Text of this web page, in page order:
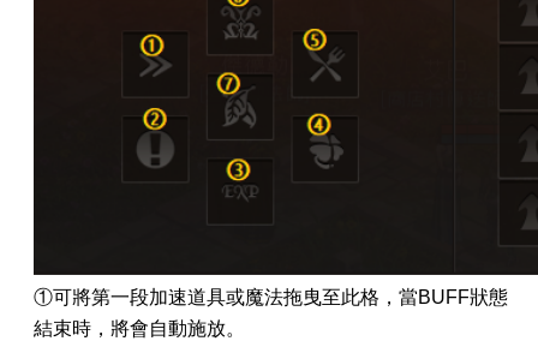
①可將第一段加速道具或魔法拖曳至此格，當BUFF狀態
結束時，將會自動施放。